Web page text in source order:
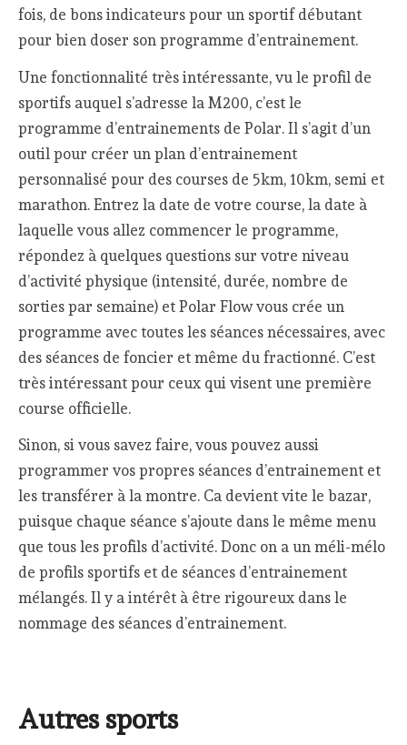
fois, de bons indicateurs pour un sportif débutant
pour bien doser son programme d’entrainement.
Une fonctionnalité très intéressante, vu le profil de
sportifs auquel s’adresse la M200, c’est le
programme d’entrainements de Polar. Il s’agit d’un
outil pour créer un plan d’entrainement
personnalisé pour des courses de 5km, 10km, semi et
marathon. Entrez la date de votre course, la date à
laquelle vous allez commencer le programme,
répondez à quelques questions sur votre niveau
d’activité physique (intensité, durée, nombre de
sorties par semaine) et Polar Flow vous crée un
programme avec toutes les séances nécessaires, avec
des séances de foncier et même du fractionné. C’est
très intéressant pour ceux qui visent une première
course officielle.
Sinon, si vous savez faire, vous pouvez aussi
programmer vos propres séances d’entrainement et
les transférer à la montre. Ca devient vite le bazar,
puisque chaque séance s’ajoute dans le même menu
que tous les profils d’activité. Donc on a un méli-mélo
de profils sportifs et de séances d’entrainement
mélangés. Il y a intérêt à être rigoureux dans le
nommage des séances d’entrainement.
Autres sports